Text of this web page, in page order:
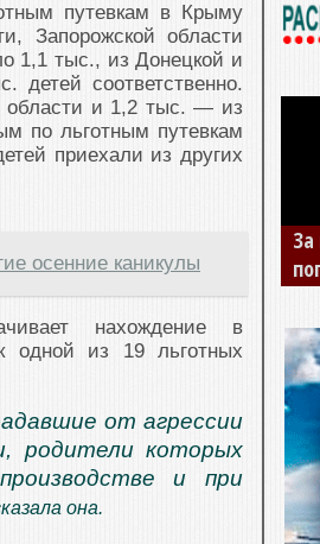
путевкам в Крыму
Запорожской области
1,1 тыс., из Донецкой и
соответственно.
области и 1,2 тыс. — из
по льготным путевкам
приехали из других
осенние каникулы
нахождение в
одной из 19 льготных
от агрессии
родители которых
и при
она.